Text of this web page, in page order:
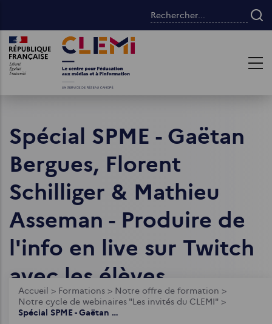
contenu
principal
Rechercher...
Images Images
Spécial SPME - Gaëtan
Bergues, Florent
Schilliger & Mathieu
Asseman - Produire de
l'info en live sur Twitch
avec les élèves
Fil
d'Ariane
Accueil > Formations > Notre offre de formation >
Notre cycle de webinaires "Les invités du CLEMI" >
Spécial SPME - Gaëtan Bergues, Florent Schilliger & Mathieu Asseman - Produire de l'info en live sur Twitch avec les élèves